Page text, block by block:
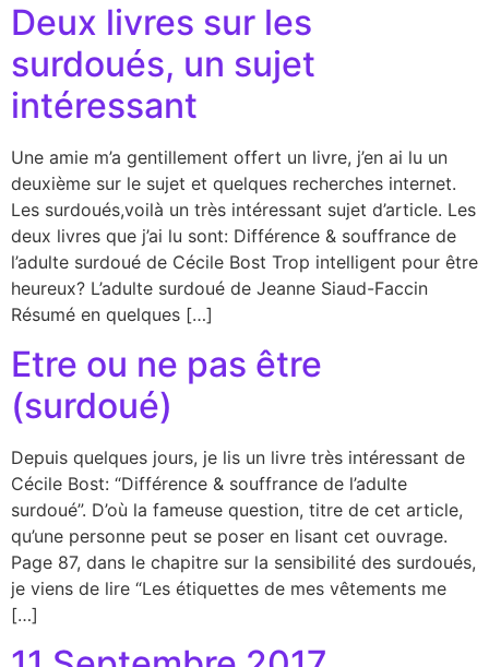
Deux livres sur les
surdoués, un sujet
intéressant
Une amie m’a gentillement offert un livre, j’en ai lu un
deuxième sur le sujet et quelques recherches internet.
Les surdoués,voilà un très intéressant sujet d’article. Les
deux livres que j’ai lu sont: Différence & souffrance de
l’adulte surdoué de Cécile Bost Trop intelligent pour être
heureux? L’adulte surdoué de Jeanne Siaud-Faccin
Résumé en quelques […]
Etre ou ne pas être
(surdoué)
Depuis quelques jours, je lis un livre très intéressant de
Cécile Bost: “Différence & souffrance de l’adulte
surdoué”. D’où la fameuse question, titre de cet article,
qu’une personne peut se poser en lisant cet ouvrage.
Page 87, dans le chapitre sur la sensibilité des surdoués,
je viens de lire “Les étiquettes de mes vêtements me
[…]